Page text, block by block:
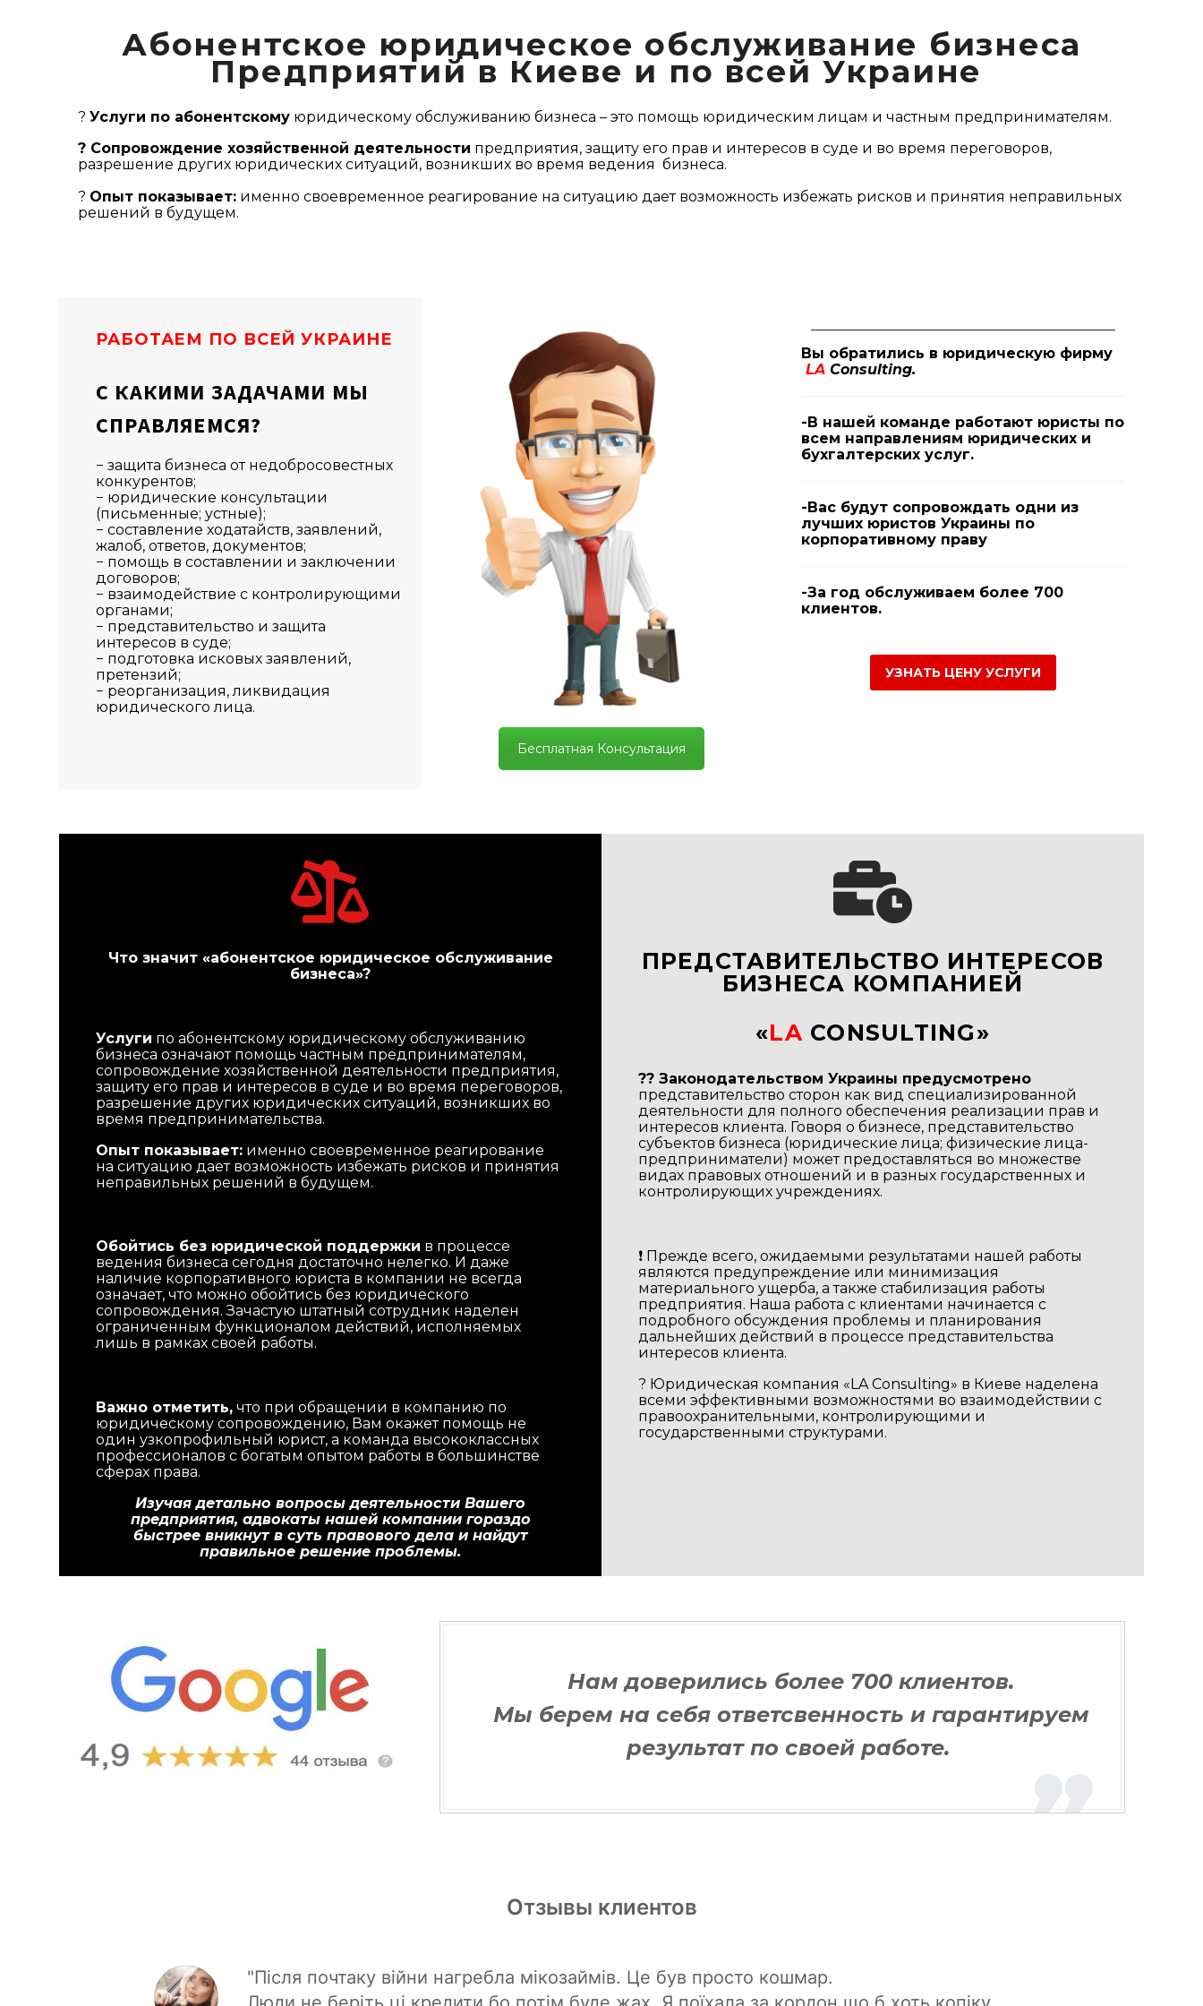
Абонентское юридическое обслуживание бизнеса
Предприятий в Киеве и по всей Украине
? Услуги по абонентскому юридическому обслуживанию бизнеса – это помощь юридическим лицам и частным предпринимателям.
? Сопровождение хозяйственной деятельности предприятия, защиту его прав и интересов в суде и во время переговоров,
разрешение других юридических ситуаций, возникших во время ведения бизнеса.
? Опыт показывает: именно своевременное реагирование на ситуацию дает возможность избежать рисков и принятия неправильных
решений в будущем.
РАБОТАЕМ ПО ВСЕЙ УКРАИНЕ
С КАКИМИ ЗАДАЧАМИ МЫ
СПРАВЛЯЕМСЯ?
− защита бизнеса от недобросовестных
конкурентов;
− юридические консультации
(письменные; устные);
− составление ходатайств, заявлений,
жалоб, ответов, документов;
− помощь в составлении и заключении
договоров;
− взаимодействие с контролирующими
органами;
− представительство и защита
интересов в суде;
− подготовка исковых заявлений,
претензий;
− реорганизация, ликвидация
юридического лица.
Бесплатная Консультация
Вы обратились в юридическую фирму
LA Consulting.
-В нашей команде работают юристы по
всем направлениям юридических и
бухгалтерских услуг.
-Вас будут сопровождать одни из
лучших юристов Украины по
корпоративному праву
-За год обслуживаем более 700
клиентов.
УЗНАТЬ ЦЕНУ УСЛУГИ
Что значит «абонентское юридическое обслуживание
бизнеса»?
Услуги по абонентскому юридическому обслуживанию
бизнеса означают помощь частным предпринимателям,
сопровождение хозяйственной деятельности предприятия,
защиту его прав и интересов в суде и во время переговоров,
разрешение других юридических ситуаций, возникших во
время предпринимательства.
Опыт показывает: именно своевременное реагирование
на ситуацию дает возможность избежать рисков и принятия
неправильных решений в будущем.
Обойтись без юридической поддержки в процессе
ведения бизнеса сегодня достаточно нелегко. И даже
наличие корпоративного юриста в компании не всегда
означает, что можно обойтись без юридического
сопровождения. Зачастую штатный сотрудник наделен
ограниченным функционалом действий, исполняемых
лишь в рамках своей работы.
Важно отметить, что при обращении в компанию по
юридическому сопровождению, Вам окажет помощь не
один узкопрофильный юрист, а команда высококлассных
профессионалов с богатым опытом работы в большинстве
сферах права.
Изучая детально вопросы деятельности Вашего
предприятия, адвокаты нашей компании гораздо
быстрее вникнут в суть правового дела и найдут
правильное решение проблемы.
ПРЕДСТАВИТЕЛЬСТВО ИНТЕРЕСОВ
БИЗНЕСА КОМПАНИЕЙ
«LACONSULTING»
?? Законодательством Украины предусмотрено
представительство сторон как вид специализированной
деятельности для полного обеспечения реализации прав и
интересов клиента. Говоря о бизнесе, представительство
субъектов бизнеса (юридические лица; физические лица-
предприниматели) может предоставляться во множестве
видах правовых отношений и в разных государственных и
контролирующих учреждениях.
❗️ Прежде всего, ожидаемыми результатами нашей работы
являются предупреждение или минимизация
материального ущерба, а также стабилизация работы
предприятия. Наша работа с клиентами начинается с
подробного обсуждения проблемы и планирования
дальнейших действий в процессе представительства
интересов клиента.
? Юридическая компания «LA Consulting» в Киеве наделена
всеми эффективными возможностями во взаимодействии с
правоохранительными, контролирующими и
государственными структурами.
Нам доверились более 700 клиентов.
Мы берем на себя ответсвенность и гарантируем
результат по своей работе.
Отзывы клиентов
"Після почтаку війни нагребла мікозаймів. Це був просто кошмар.